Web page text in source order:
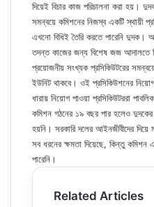
দিয়েই বিচার কাজ পরিচালনা করা হয়।
সমন্বয়ে কমিশনের নিজস্ব একটি স্থায়ী
এখনো বিধিই তৈরি করতে পারেনি
তদন্ত কাজের জন্য বিশেষ জজ আদালতে
প্রয়োজনীয় সংখ্যক প্রসিকিউটরের
ইউনিট থাকবে। ওই প্রসিকিউশনের নিয়োগ
ধারায় নিয়োগ পাওয়া প্রসিকিউটররা
কমিশন গঠনের ১৯ বছর পার হলেও
হয়নি। সরকারি দলের আইনজীবীদের
সব ধরনের ক্ষমতা দিয়েছে, কিন্তু
পারেনি।
Related Articles